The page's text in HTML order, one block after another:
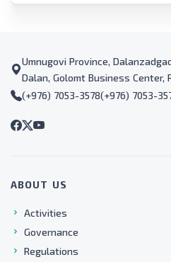
Umnugovi Province,
Dalan, Golomt Business Center,
(+976) 7053-3578(+976) 7053-
ABOUT US
Activities
Governance
Regulations